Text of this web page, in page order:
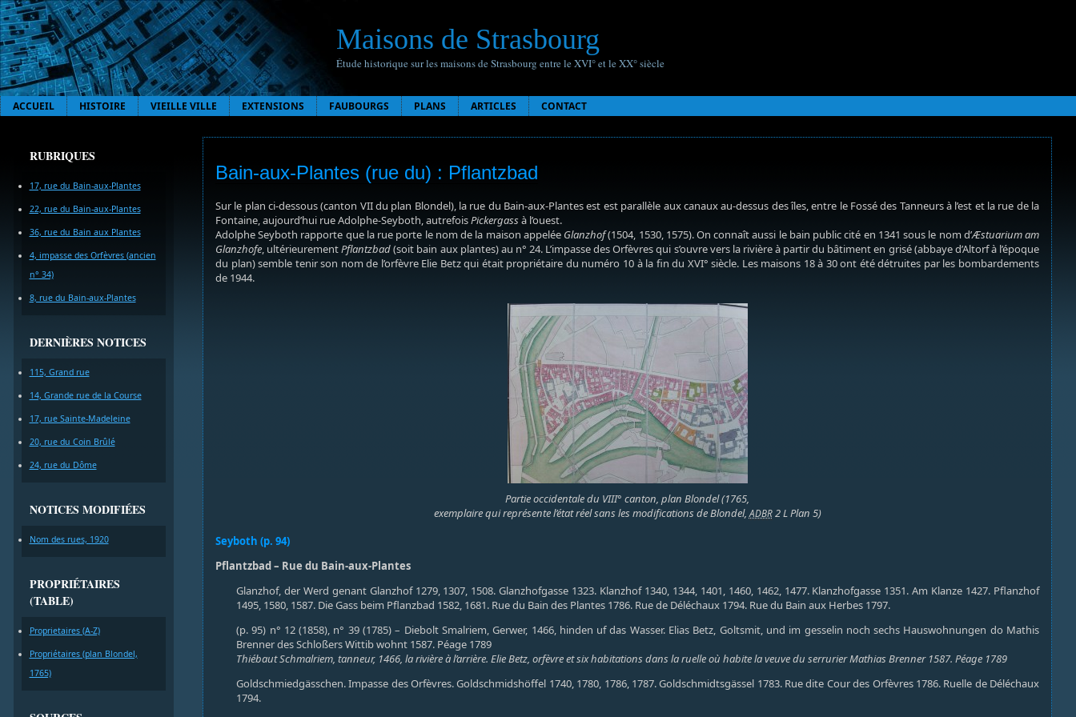
Maisons de Strasbourg
Étude historique sur les maisons de Strasbourg entre le XVI° et le XX° siècle
ACCUEIL HISTOIRE VIEILLE VILLE EXTENSIONS FAUBOURGS PLANS ARTICLES CONTACT
RUBRIQUES
17, rue du Bain-aux-Plantes
22, rue du Bain-aux-Plantes
36, rue du Bain aux Plantes
4, impasse des Orfèvres (ancien
n° 34)
8, rue du Bain-aux-Plantes
DERNIÈRES NOTICES
115, Grand rue
14, Grande rue de la Course
17, rue Sainte-Madeleine
20, rue du Coin Brûlé
24, rue du Dôme
NOTICES MODIFIÉES
Nom des rues, 1920
PROPRIÉTAIRES
(TABLE)
Proprietaires (A-Z)
Propriétaires (plan Blondel,
1765)
Bain-aux-Plantes (rue du) : Pflantzbad
Sur le plan ci-dessous (canton VII du plan Blondel), la rue du Bain-aux-Plantes est est parallèle aux canaux au-dessus des îles, entre le Fossé des Tanneurs à l’est et la rue de la
Fontaine, aujourd’hui rue Adolphe-Seyboth, autrefoisPickergassà l’ouest.
Adolphe Seyboth rapporte que la rue porte le nom de la maison appelée Glanzhof(1504, 1530, 1575). On connaît aussi le bain public cité en 1341 sous le nom d’Æstuarium am
Glanzhofe, ultérieurementPflantzbad(soit bain aux plantes) au n° 24. L’impasse des Orfèvres qui s’ouvre vers la rivière à partir du bâtiment en grisé (abbaye d’Altorf à l’époque
du plan) semble tenir son nom de l’orfèvre Elie Betz qui était propriétaire du numéro 10 à la fin du XVI° siècle. Les maisons 18 à 30 ont été détruites par les bombardements
de 1944.
Partie occidentale du VIII° canton, plan Blondel (1765,
exemplaire qui représente l’état réel sans les modifications de Blondel,ADBR2 L Plan 5)
Seyboth (p. 94)
Pflantzbad – Rue du Bain-aux-Plantes
Glanzhof, der Werd genant Glanzhof 1279, 1307, 1508. Glanzhofgasse 1323. Klanzhof 1340, 1344, 1401, 1460, 1462, 1477. Klanzhofgasse 1351. Am Klanze 1427. Pflanzhof
1495, 1580, 1587. Die Gass beim Pflanzbad 1582, 1681. Rue du Bain des Plantes 1786. Rue de Déléchaux 1794. Rue du Bain aux Herbes 1797.
(p. 95) n° 12 (1858), n° 39 (1785) – Diebolt Smalriem, Gerwer, 1466, hinden uf das Wasser. Elias Betz, Goltsmit, und im gesselin noch sechs Hauswohnungen do Mathis
Brenner des Schloßers Wittib wohnt 1587. Péage 1789
Thiébaut Schmalriem, tanneur, 1466, la rivière à l’arrière. Elie Betz, orfèvre et six habitations dans la ruelle où habite la veuve du serrurier Mathias Brenner 1587. Péage 1789
Goldschmiedgässchen. Impasse des Orfèvres. Goldschmidshöffel 1740, 1780, 1786, 1787. Goldschmidtsgässel 1783. Rue dite Cour des Orfèvres 1786. Ruelle de Déléchaux
1794.